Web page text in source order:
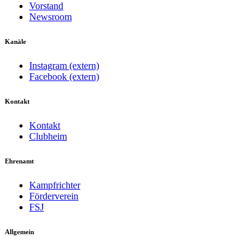
Vorstand
Newsroom
Kanäle
Instagram (extern)
Facebook (extern)
Kontakt
Kontakt
Clubheim
Ehrenamt
Kampfrichter
Förderverein
FSJ
Allgemein